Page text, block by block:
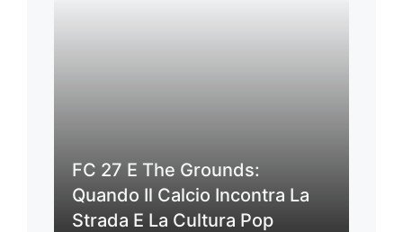
FC 27 E The Grounds:
Quando Il Calcio Incontra La
Strada E La Cultura Pop